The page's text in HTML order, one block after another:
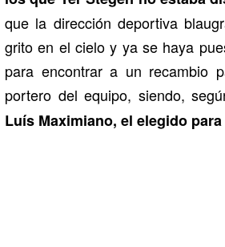
que la dirección deportiva
grito en el cielo y ya se haya
para encontrar a un recambio
portero del equipo, siendo,
Luís Maximiano, el elegido